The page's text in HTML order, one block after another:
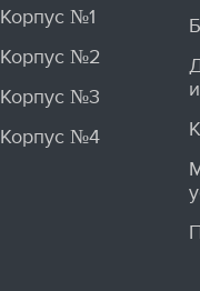
Корпус №1
Корпус №2
Корпус №3
Корпус №4